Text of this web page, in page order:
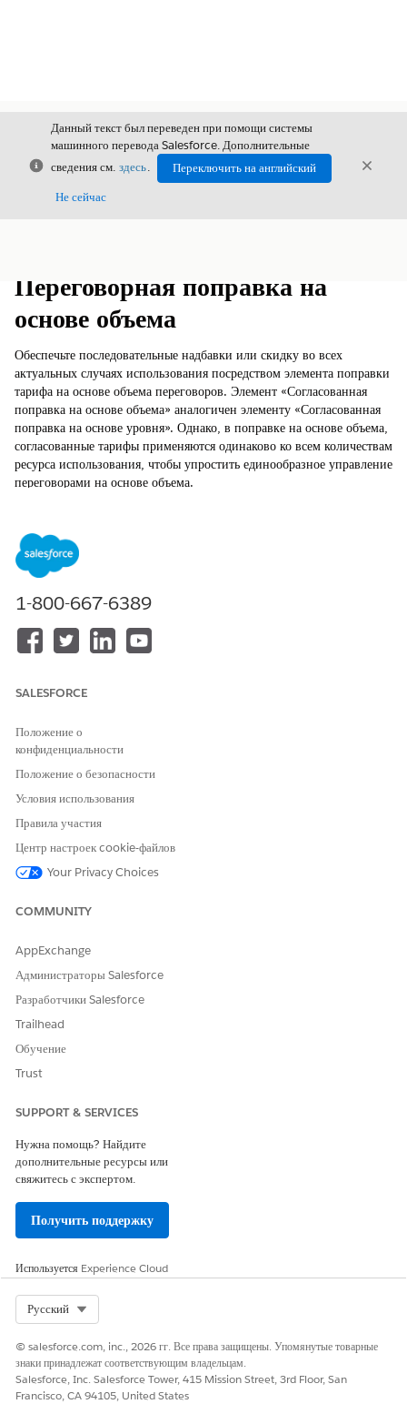
Закрыть
Данный текст был переведен при помощи системы
машинного перевода Salesforce. Дополнительные
сведения см. здесь.
Переключить на английский
Не сейчас
Переговорная поправка на
основе объема
Обеспечьте последовательные надбавки или скидку во всех
актуальных случаях использования посредством элемента поправки
тарифа на основе объема переговоров. Элемент «Согласованная
поправка на основе объема» аналогичен элементу «Согласованная
поправка на основе уровня». Однако, в поправке на основе объема,
согласованные тарифы применяются одинаково ко всем количествам
ресурса использования, чтобы упростить единообразное управление
переговорами на основе объема.
Доступно в версиях: Lightning Experience
DeveloperEdition слицензией Revenue Cloud Advanced
Переменные поправки на основе объема
Соотнесите переменные в таблице поиска «Поправка курса 2 на
Ниже указан способ добавления элемента «Уровень поправки
на основе объема переговоров» к процедуре рейтинга.
Оставьте свой отзыв, чтобы мы могли стать лучше!
1-800-667-6389
SALESFORCE
Положение о
конфиденциальности
Положение о безопасности
Условия использования
Правила участия
Центр настроек cookie-файлов
Your Privacy Choices
COMMUNITY
AppExchange
Администраторы Salesforce
Разработчики Salesforce
Trailhead
Обучение
Trust
SUPPORT & SERVICES
Нужна помощь? Найдите
дополнительные ресурсы или
свяжитесь с экспертом.
Получить поддержку
Используется Experience Cloud
Русский
© salesforce.com, inc., 2026 гг. Все права защищены. Упомянутые товарные
знаки принадлежат соответствующим владельцам.
Salesforce, Inc. Salesforce Tower, 415 Mission Street, 3rd Floor, San
Francisco, CA 94105, United States